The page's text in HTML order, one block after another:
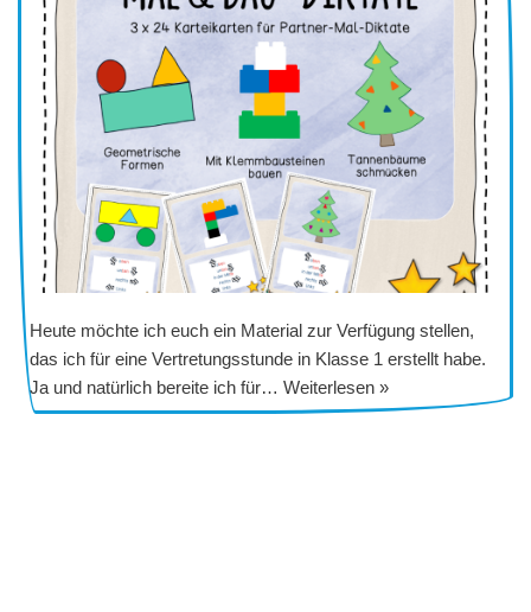
Heute möchte ich euch ein Material zur Verfügung stellen,
das ich für eine Vertretungsstunde in Klasse 1 erstellt habe.
Ja und natürlich bereite ich für… Weiterlesen »